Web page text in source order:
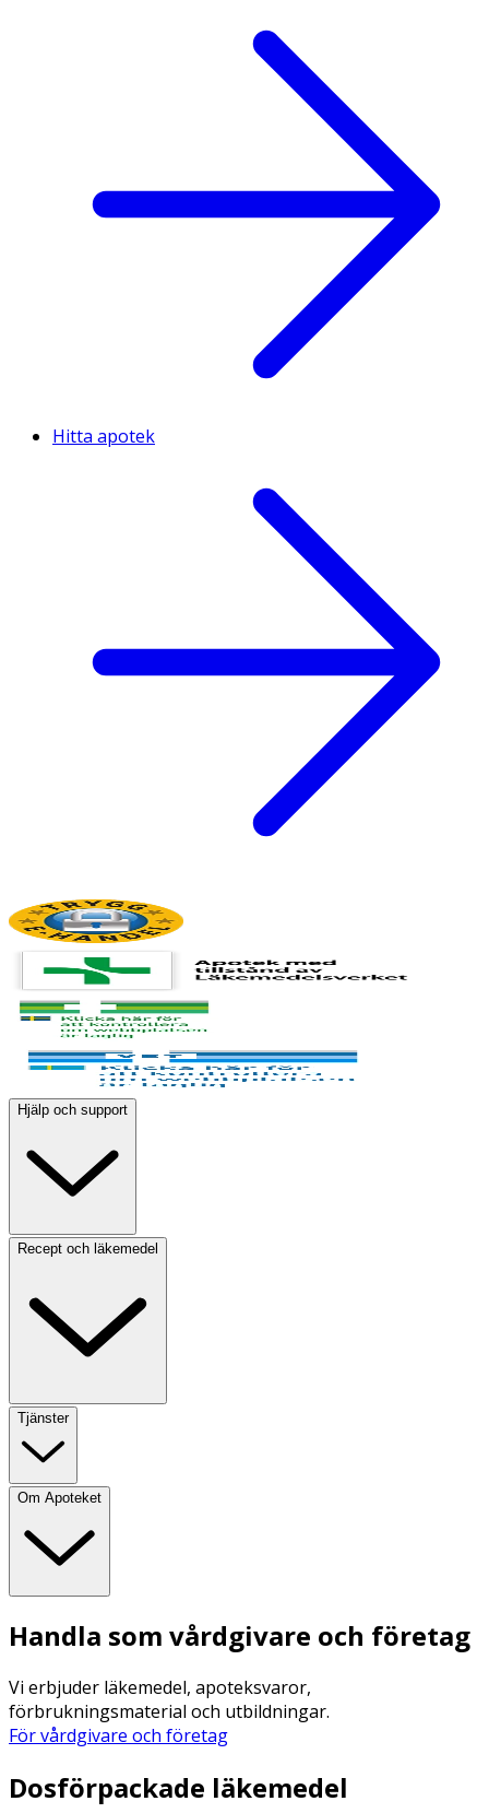
Hitta apotek
Hjälp och support
Recept och läkemedel
Tjänster
Om Apoteket
Handla som vårdgivare och företag
Vi erbjuder läkemedel, apoteksvaror,
förbrukningsmaterial och utbildningar.
För vårdgivare och företag
Dosförpackade läkemedel